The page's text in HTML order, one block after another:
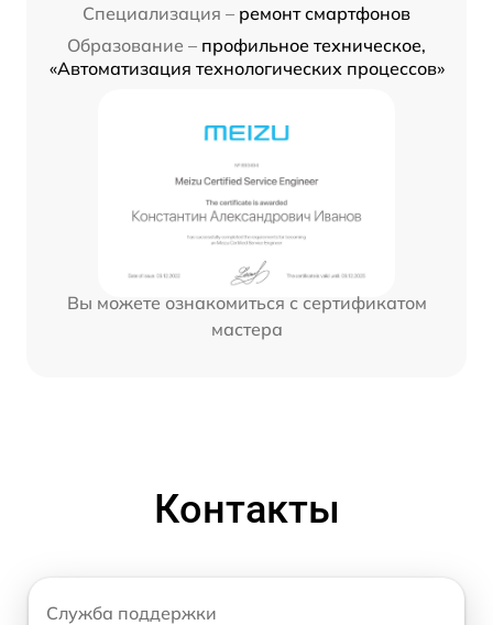
Специализация – ремонт смартфонов
Образование – профильное техническое,
«Автоматизация технологических процессов»
Вы можете ознакомиться с сертификатом
мастера
Контакты
Служба поддержки